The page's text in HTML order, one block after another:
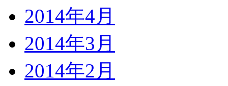
2014年4月
2014年3月
2014年2月